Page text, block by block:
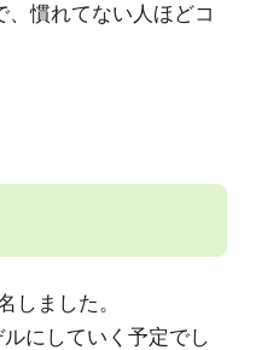
、慣れてない人ほどコ
しました。
にしていく予定でし